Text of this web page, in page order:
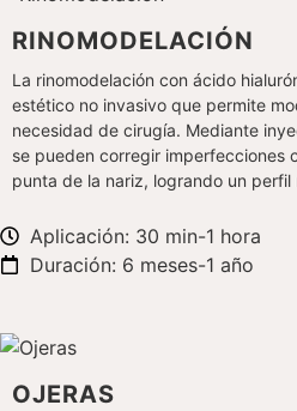
RINOMODELACIÓN
La rinomodelación con ácido
estético no invasivo que permite
necesidad de cirugía. Mediante
se pueden corregir imperfecciones
punta de la nariz, logrando un
Aplicación: 30 min-1 hora
Duración: 6 meses-1 año
OJERAS